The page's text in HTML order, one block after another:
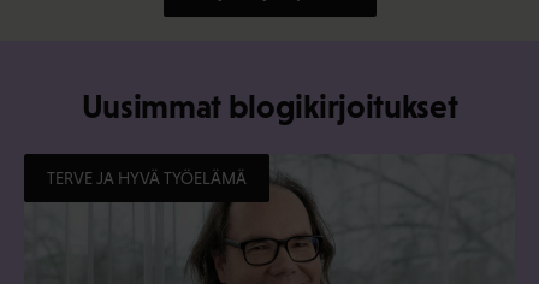
Uusimmat blogikirjoitukset
TERVE JA HYVÄ TYÖELÄMÄ